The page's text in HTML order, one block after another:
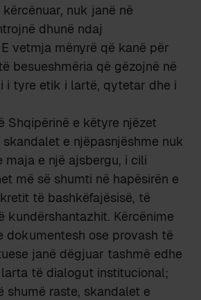
nuk janë në
dhunë ndaj
vetmja mënyrë që kanë për
besueshmëria që gëzojnë në
i tyre etik i lartë, qytetar dhe i
Shqipërinë e këtyre njëzet
e njëpasnjëshme nuk
maja e një ajsbergu, i cili
më së shumti në hapësirën e
të bashkëfajësisë, të
kundërshantazhit. Kërcënime
dokumentesh ose provash të
janë dëgjuar tashmë edhe
të dialogut institucional;
shumë raste, skandalet e